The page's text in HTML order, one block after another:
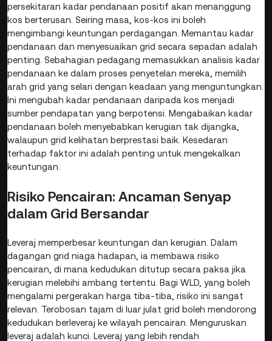
persekitaran kadar pendanaan positif akan menanggung
kos berterusan. Seiring masa, kos-kos ini boleh
mengimbangi keuntungan perdagangan. Memantau kadar
pendanaan dan menyesuaikan grid secara sepadan adalah
penting. Sebahagian pedagang memasukkan analisis kadar
pendanaan ke dalam proses penyetelan mereka, memilih
arah grid yang selari dengan keadaan yang menguntungkan.
Ini mengubah kadar pendanaan daripada kos menjadi
sumber pendapatan yang berpotensi. Mengabaikan kadar
pendanaan boleh menyebabkan kerugian tak dijangka,
walaupun grid kelihatan berprestasi baik. Kesedaran
terhadap faktor ini adalah penting untuk mengekalkan
keuntungan.
Risiko Pencairan: Ancaman Senyap
dalam Grid Bersandar
Leveraj memperbesar keuntungan dan kerugian. Dalam
dagangan grid niaga hadapan, ia membawa risiko
pencairan, di mana kedudukan ditutup secara paksa jika
kerugian melebihi ambang tertentu. Bagi WLD, yang boleh
mengalami pergerakan harga tiba-tiba, risiko ini sangat
relevan. Terobosan tajam di luar julat grid boleh mendorong
kedudukan berleveraj ke wilayah pencairan. Menguruskan
leveraj adalah kunci. Leveraj yang lebih rendah